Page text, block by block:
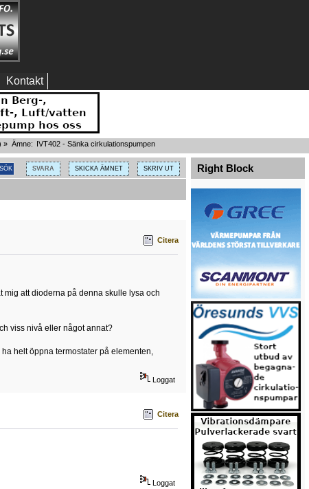
Kontakt
» Ämne: IVT402 - Sänka cirkulationspumpen
SVARA SKICKA ÄMNET SKRIV UT
Citera
mig att dioderna på denna skulle lysa och
viss nivå eller något annat?
helt öppna termostater på elementen,
Loggat
Citera
Loggat
Right Block